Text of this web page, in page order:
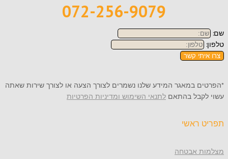
072-256-9079
קשר
במאגר המידע שלנו נשמרים לצורך הצעה או לצורך שירות שאתה
בהתאם לתנאי השימוש ומדיניות הפרטיות
ראשי
אבטחה